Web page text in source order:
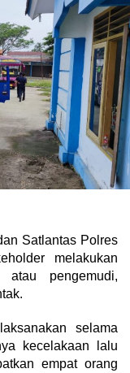
Satlantas Polres
melakukan
pengemudi,
selama
kecelakaan lalu
empat orang